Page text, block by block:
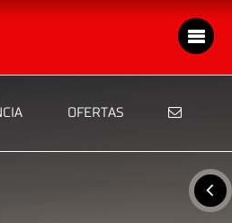
OFERTAS